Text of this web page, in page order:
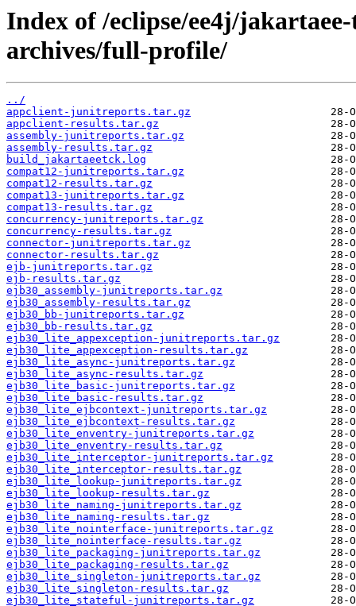
Index of /eclipse/ee4j/
archives/full-profile/
../
appclient-junitreports.tar.gz
appclient-results.tar.gz
assembly-junitreports.tar.gz
assembly-results.tar.gz
build_jakartaeetck.log
compat12-junitreports.tar.gz
compat12-results.tar.gz
compat13-junitreports.tar.gz
compat13-results.tar.gz
concurrency-junitreports.tar.gz
concurrency-results.tar.gz
connector-junitreports.tar.gz
connector-results.tar.gz
ejb-junitreports.tar.gz
ejb-results.tar.gz
ejb30_assembly-junitreports.tar.gz
ejb30_assembly-results.tar.gz
ejb30_bb-junitreports.tar.gz
ejb30_bb-results.tar.gz
ejb30_lite_appexception-junitreports.tar.gz
ejb30_lite_appexception-results.tar.gz
ejb30_lite_async-junitreports.tar.gz
ejb30_lite_async-results.tar.gz
ejb30_lite_basic-junitreports.tar.gz
ejb30_lite_basic-results.tar.gz
ejb30_lite_ejbcontext-junitreports.tar.gz
ejb30_lite_ejbcontext-results.tar.gz
ejb30_lite_enventry-junitreports.tar.gz
ejb30_lite_enventry-results.tar.gz
ejb30_lite_interceptor-junitreports.tar.gz
ejb30_lite_interceptor-results.tar.gz
ejb30_lite_lookup-junitreports.tar.gz
ejb30_lite_lookup-results.tar.gz
ejb30_lite_naming-junitreports.tar.gz
ejb30_lite_naming-results.tar.gz
ejb30_lite_nointerface-junitreports.tar.gz
ejb30_lite_nointerface-results.tar.gz
ejb30_lite_packaging-junitreports.tar.gz
ejb30_lite_packaging-results.tar.gz
ejb30_lite_singleton-junitreports.tar.gz
ejb30_lite_singleton-results.tar.gz
ejb30_lite_stateful-junitreports.tar.gz